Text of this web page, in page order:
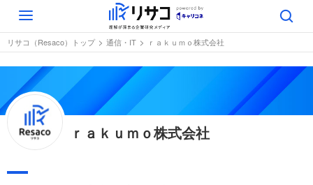
Toggle
navigation
リサコ（Resaco）トップ 通信・IT ｒａｋｕｍｏ株式会社
ｒａｋｕｍｏ株式会社